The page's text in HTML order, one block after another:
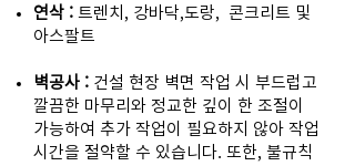
연삭 : 트렌치, 강바닥,도랑, 콘크리트 및
아스팔트
​벽공사 : 건설 현장 벽면 작업 시 부드럽고
깔끔한 마무리와 정교한 깊이 한 조절이
가능하여 추가 작업이 필요하지 않아 작업
시간을 절약할 수 있습니다. 또한, 불규칙